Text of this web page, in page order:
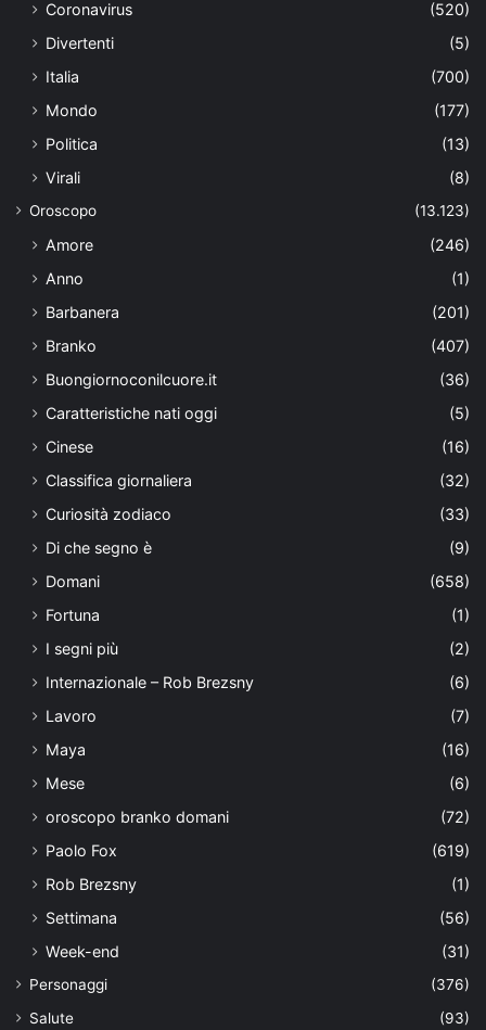
Coronavirus
(520)
Divertenti
(5)
Italia
(700)
Mondo
(177)
Politica
(13)
Virali
(8)
Oroscopo (13.123)
Amore
(246)
Anno
(1)
Barbanera
(201)
Branko
(407)
Buongiornoconilcuore.it
(36)
Caratteristiche nati oggi
(5)
Cinese
(16)
Classifica giornaliera
(32)
Curiosità zodiaco
(33)
Di che segno è
(9)
Domani
(658)
Fortuna
(1)
I segni più
(2)
Internazionale – Rob Brezsny
(6)
Lavoro
(7)
Maya
(16)
Mese
(6)
oroscopo branko domani
(72)
Paolo Fox
(619)
Rob Brezsny
(1)
Settimana
(56)
Week-end
(31)
Personaggi
(376)
Salute
(93)